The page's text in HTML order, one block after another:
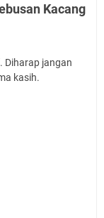
Kacang
Diharap jangan
kasih.